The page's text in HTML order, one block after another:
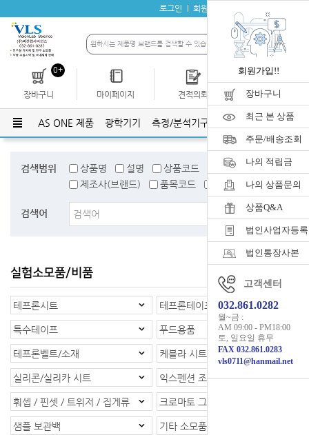
로그인 회원가입
0+
장바구니 마이페이지 견적의뢰 개인결제
AS ONE 제품 광학기기 측정/분석기구 유리기구 플라스틱
검색범위 상품명 설명 상품코드
검색어태그
제조사(브랜드)
품목코드 품목명
검색어
실험소모품/비품
테프론시트 테프론테이프
특수테이프 푸드용품
테프론벨트/소재 케블라 시트/소재
실리콘/실리카 시트 익스펜션 조인트
훠셉 / 핀셋 / 트위저 / 집게류 크로마토 그래피
샘플 보관백 기타 소모품
회원가입!!
장바구니
최근 본 상품
주문/배송조회
나의 적립금
나의 상품문의
상품Q&A
법인사업자등
법인통장사본
고객센터
032.861.0282
월~금 :
AM 09:00 - PM18:00
토, 일요일 휴무
FAX 032.861.0283
vls0711@hanmail.net